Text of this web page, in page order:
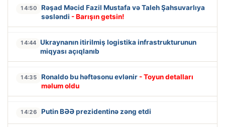
14:50
Rəşad Məcid Fazil Mustafa və Taleh Şahsuvarlıya
səsləndi - Barışın getsin!
14:44 Ukraynanın itirilmiş logistika infrastrukturunun
miqyası açıqlanıb
14:35 Ronaldo bu həftəsonu evlənir - Toyun detalları
məlum oldu
14:26 Putin BƏƏ prezidentinə zəng etdi